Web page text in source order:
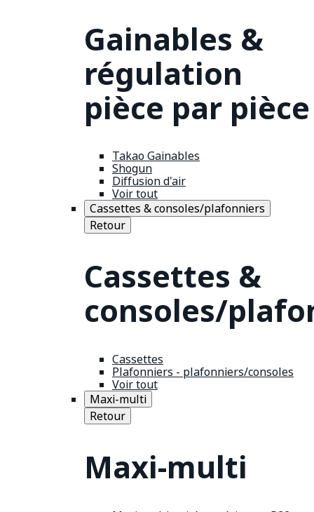
Gainables &
régulation
pièce par pièce
Takao Gainables
Shogun
Diffusion d'air
Voir tout
Cassettes & consoles/plafonniers
Retour
Cassettes &
consoles/
Cassettes
Plafonniers - plafonniers/consoles
Voir tout
Maxi-multi
Retour
Maxi-multi